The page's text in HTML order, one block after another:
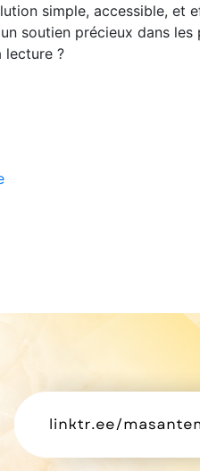
simple, accessible, et
soutien précieux dans les
lecture ?